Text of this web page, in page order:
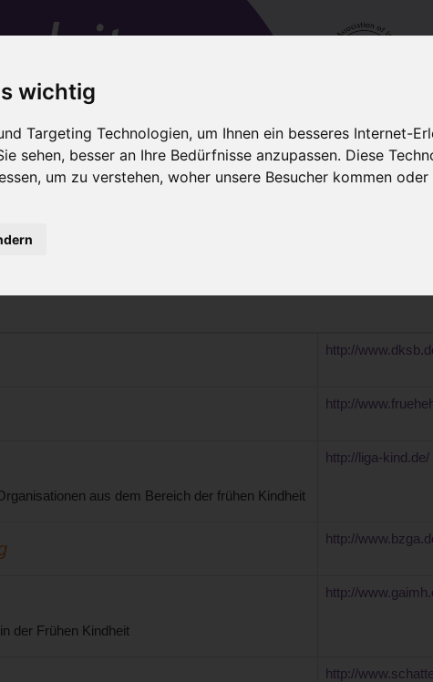
wichtig
Targeting Technologien, um Ihnen ein besseres Internet-
sehen, besser an Ihre Bedürfnisse anzupassen. Diese
um zu verstehen, woher unsere Besucher kommen oder
Netzwerke Für Eltern
für Babymassage-Fortbildungen mit nationalen Vertretungen
http://
http://
aus dem Bereich der frühen Kindheit
http://liga-kind.de/
http://
der Frühen Kindheit
http://
http://